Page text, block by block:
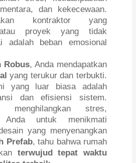
dan kekecewaan.
kontraktor yang
atau proyek yang tidak
adalah beban emosional
Robus, Anda mendapatkan
yang terukur dan terbukti.
yang luar biasa adalah
dan efisiensi sistem.
menghilangkan stres,
Anda untuk menikmati
yang menyenangkan
Prefab, tahu bahwa rumah
terwujud tepat waktu